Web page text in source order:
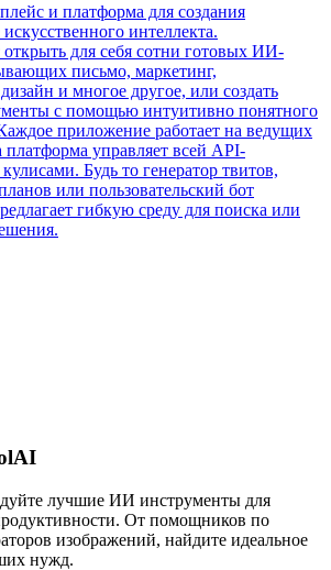
и платформа для создания
интеллекта.
открыть для себя сотни готовых ИИ-
письмо, маркетинг,
и многое другое, или создать
с помощью интуитивно понятного
приложение работает на ведущих
управляет всей API-
Будь то генератор твитов,
или пользовательский бот
гибкую среду для поиска или
лучшие ИИ инструменты для
От помощников по
изображений, найдите идеальное
нужд.